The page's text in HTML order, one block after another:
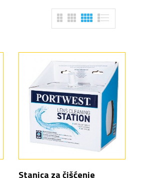
Stanica za čišćenje